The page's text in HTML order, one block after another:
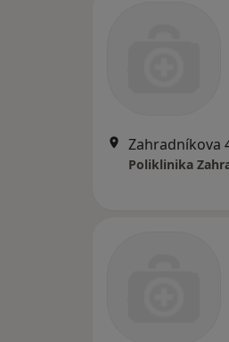
Zahradníkova
Poliklinika